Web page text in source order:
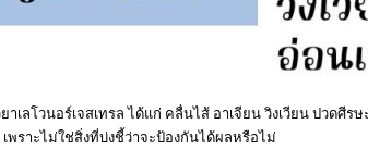
ลโวนอร์เจสเทรล ได้แก่ คลื่นไส้ อาเจียน วิงเวียน ปวดศี
พราะไม่ใช่สิ่งที่บ่งชี้ว่าจะป้องกันได้ผลหรือไม่